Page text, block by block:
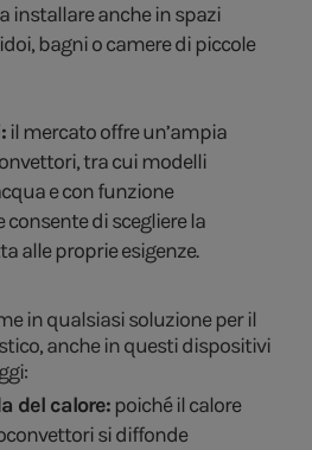
installare anche in spazi
bagni o camere di piccole
il mercato offre un’ampia
tra cui modelli
e con funzione
di scegliere la
alle proprie esigenze.
in qualsiasi soluzione per il
anche in questi dispositivi
del calore: poiché il calore
si diffonde